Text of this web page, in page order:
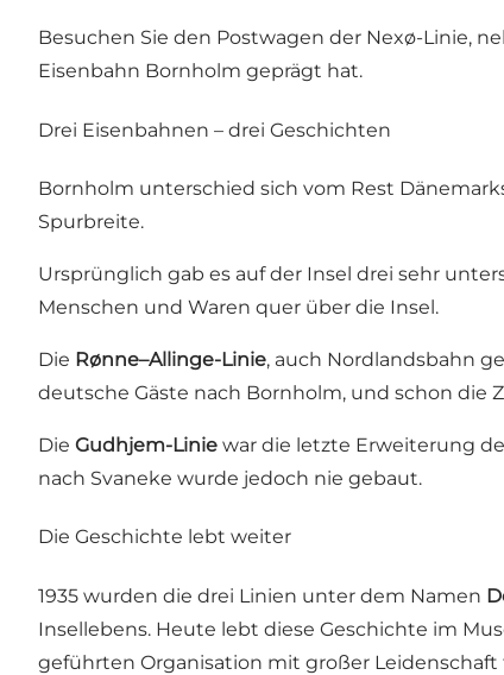
Besuchen Sie den Postwagen der Nexø-Linie,
Eisenbahn Bornholm geprägt hat.
Drei Eisenbahnen – drei Geschichten
Bornholm unterschied sich vom Rest
Spurbreite.
Ursprünglich gab es auf der Insel drei sehr
Menschen und Waren quer über die Insel.
Die Rønne–Allinge-Linie, auch Nordlandsbahn
deutsche Gäste nach Bornholm, und schon die
Die Gudhjem-Linie war die letzte Erweiterung
nach Svaneke wurde jedoch nie gebaut.
Die Geschichte lebt weiter
1935 wurden die drei Linien unter dem Namen
Insellebens. Heute lebt diese Geschichte im
geführten Organisation mit großer